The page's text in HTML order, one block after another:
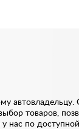
товаров,
нас по